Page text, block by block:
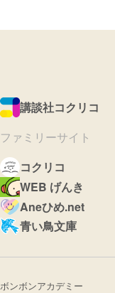
講談社コクリコ
ファミリーサイト
コクリコ
WEB げんき
Aneひめ.net
青い鳥文庫
ボンボンアカデミー